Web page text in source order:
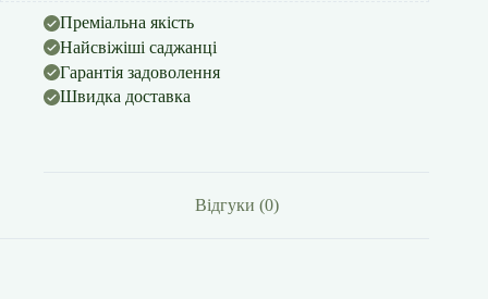
Преміальна якість
Найсвіжіші саджанці
Гарантія задоволення
Швидка доставка
Відгуки (0)